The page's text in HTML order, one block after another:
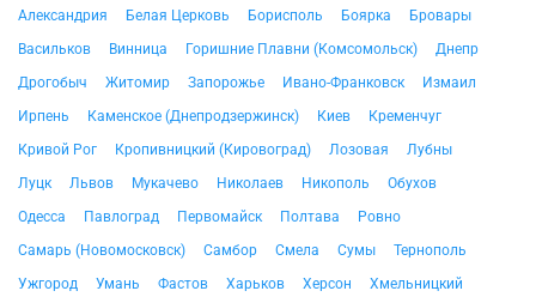
Александрия Белая Церковь Борисполь Боярка
Бровары
Васильков
Винница Горишние Плавни (Комсомольск)
Днепр
Дрогобыч
Житомир Запорожье Ивано-Франковск
Измаил
Ирпень
Каменское (Днепродзержинск) Киев
Кременчуг
Кривой Рог
Кропивницкий (Кировоград) Лозовая
Лубны
Луцк
Львов Мукачево Николаев Никополь
Обухов
Одесса
Павлоград Первомайск Полтава
Ровно
Самарь (Новомосковск)
Самбор Смела Сумы
Тернополь
Ужгород
Умань Фастов Харьков Херсон
Хмельницкий